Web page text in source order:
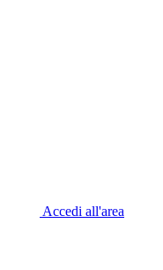
Accedi all'area